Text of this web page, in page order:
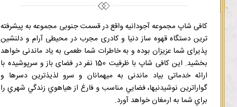
کافی شاپ مجموعه آجودانیه واقع در قسمت جنوبی مجموعه به پیشرفته
ترین دستگاه قهوه ساز دنیا و کادری مجرب در محیطی آرام و دلنشین
پذیرای شما عزیزان بوده و به خاطرات شما طعمی به یاد ماندنی خواهد
بخشید. این کافی شاپ با ظرفیت 150 نفر در فضای باز و سرپوشیده با
ارائه خدماتی بیاد ماندنی به ميهمانان و سرو لذيذترين دسرها و
گواراترين نوشيدنيها، فضايي مناسب و فارغ از هياهوي زندگي شهري را
براي شما به ارمغان خواهد آورد.